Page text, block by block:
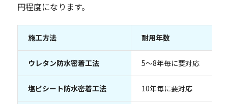
円程度になります。
施工方法 耐用年数
ウレタン防水密着工法 5～8年毎に要対応
塩ビシート防水密着工法 10年毎に要対応